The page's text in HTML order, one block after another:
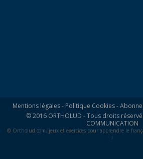
Mentions légales- Politique Cookies-
© 2016 ORTHOLUD - Tous droits
COMMUNICATION
© Ortholud.com, jeux et exercices pour apprendre le
!